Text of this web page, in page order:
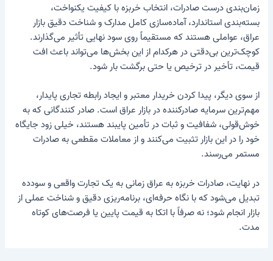
زمان‌بندی درست صادرات، انتخاب خربزه با کیفیت یکنواخت،
بسته‌بندی استاندارد، آماده‌سازی کامل مدارک و شناخت دقیق بازار
عراق، عواملی هستند که مستقیماً روی سود نهایی تأثیر می‌گذارند.
کوچک‌ترین بی‌دقتی در هرکدام از این بخش‌ها می‌تواند باعث افت
قیمت، تأخیر در ترخیص یا حتی برگشت بار شود.
از سوی دیگر، پیدا کردن خریدار معتبر و ایجاد رابطه تجاری پایدار،
مهم‌ترین سرمایه صادرکننده در بازار عراق است. صادر کنندگانی که به
خوش‌قولی، شفافیت و ثبات در تأمین پایبند هستند، خیلی زود جایگاه
خود را در این بازار تثبیت می‌کنند و از معاملات مقطعی به صادرات
مستمر می‌رسند.
در نهایت، صادرات خربزه به عراق زمانی به یک تجارت واقعی و سودده
تبدیل می‌شود که با نگاه حرفه‌ای، برنامه‌ریزی دقیق و شناخت عملی از
بازار انجام شود؛ نه صرفاً با اتکا به قیمت پایین یا فرصت‌های کوتاه‌
مدت.